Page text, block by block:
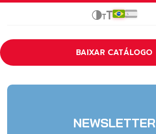
BAIXAR CATÁLOGO
NEWSLETTER